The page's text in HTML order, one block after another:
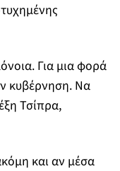
Για μια φορά
κυβέρνηση. Να
Τσίπρα,
και αν μέσα